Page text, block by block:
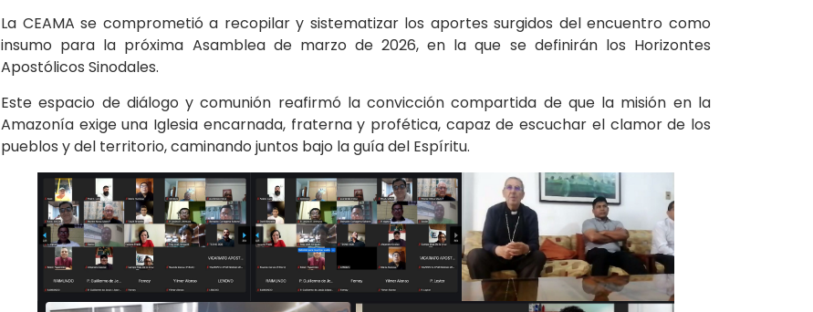
La CEAMA se comprometió a recopilar y sistematizar los aportes surgidos del encuentro como
insumo para la próxima Asamblea de marzo de 2026, en la que se definirán los Horizontes
Apostólicos Sinodales.
Este espacio de diálogo y comunión reafirmó la convicción compartida de que la misión en la
Amazonía exige una Iglesia encarnada, fraterna y profética, capaz de escuchar el clamor de los
pueblos y del territorio, caminando juntos bajo la guía del Espíritu.